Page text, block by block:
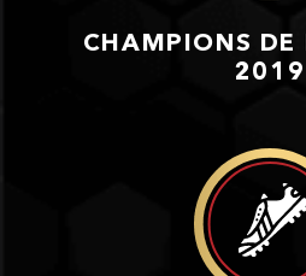
CHAMPIONS DE
2019